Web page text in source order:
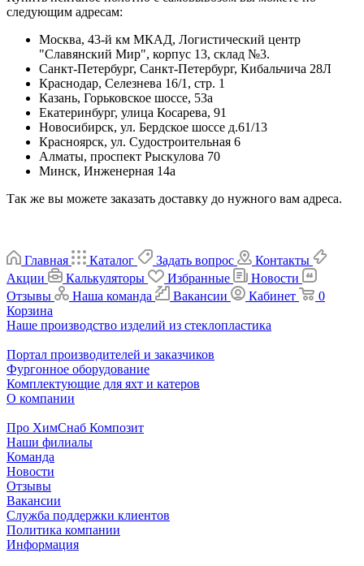
следующим адресам:
Москва, 43-й км МКАД, Логистический центр
"Славянский Мир", корпус 13, склад №3.
Санкт-Петербург, Санкт-Петербург, Кибальчича 28Л
Краснодар, Селезнева 16/1, стр. 1
Казань, Горьковское шоссе, 53а
Екатеринбург, улица Косарева, 91
Новосибирск, ул. Бердское шоссе д.61/13
Красноярск, ул. Судостроительная 6
Алматы, проспект Рыскулова 70
Минск, Инженерная 14а
Так же вы можете заказать доставку до нужного вам адреса.
Главная Каталог Задать вопрос
Контакты
Акции
Калькуляторы Избранные
Новости
Отзывы
Наша команда Вакансии Кабинет
0
Корзина
Наше производство изделий из стеклопластика
Портал производителей и заказчиков
Фургонное оборудование
Комплектующие для яхт и катеров
О компании
Про ХимСнаб Композит
Наши филиалы
Команда
Новости
Отзывы
Вакансии
Служба поддержки клиентов
Политика компании
Информация